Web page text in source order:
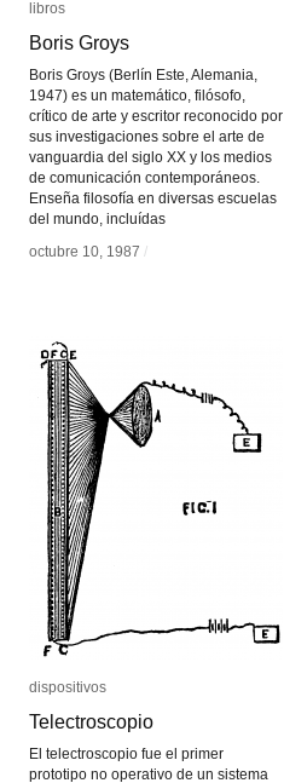
libros
Boris Groys
Boris Groys (Berlín Este, Alemania,
1947) es un matemático, filósofo,
crítico de arte y escritor reconocido por
sus investigaciones sobre el arte de
vanguardia del siglo XX y los medios
de comunicación contemporáneos.
Enseña filosofía en diversas escuelas
del mundo, incluídas
octubre 10, 1987 /
libros
Boris Groys
octubre 10, 1987 /
dispositivos
Telectroscopio
El telectroscopio fue el primer
prototipo no operativo de un sistema
dispositivos
Telectroscopio